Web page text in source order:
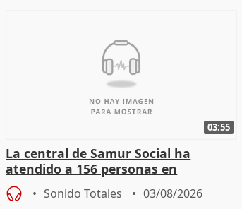
03:55
La central de Samur Social ha
atendido a 156 personas en
situación de calle durante Campaña
de CalorSonido Totales 03/08/2026